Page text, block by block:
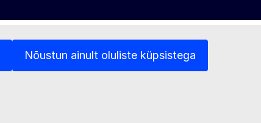
Nõustun ainult oluliste küpsistega